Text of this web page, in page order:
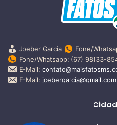
Joeber Garcia
Fone/
Fone/Whatsapp: (67) 98133-
E-Mail:
E-Mail: joebergarcia@gmail.com